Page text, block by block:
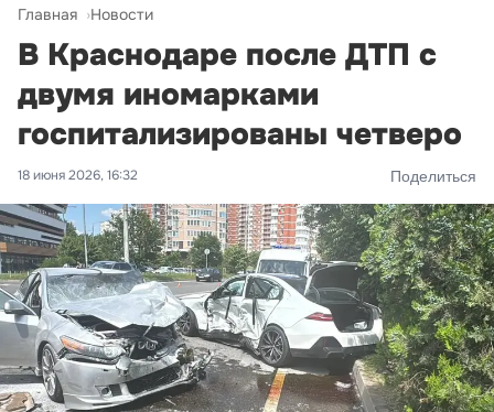
Главная Новости
В Краснодаре после ДТП с
двумя иномарками
госпитализированы четверо
18 июня 2026, 16:32 Поделиться